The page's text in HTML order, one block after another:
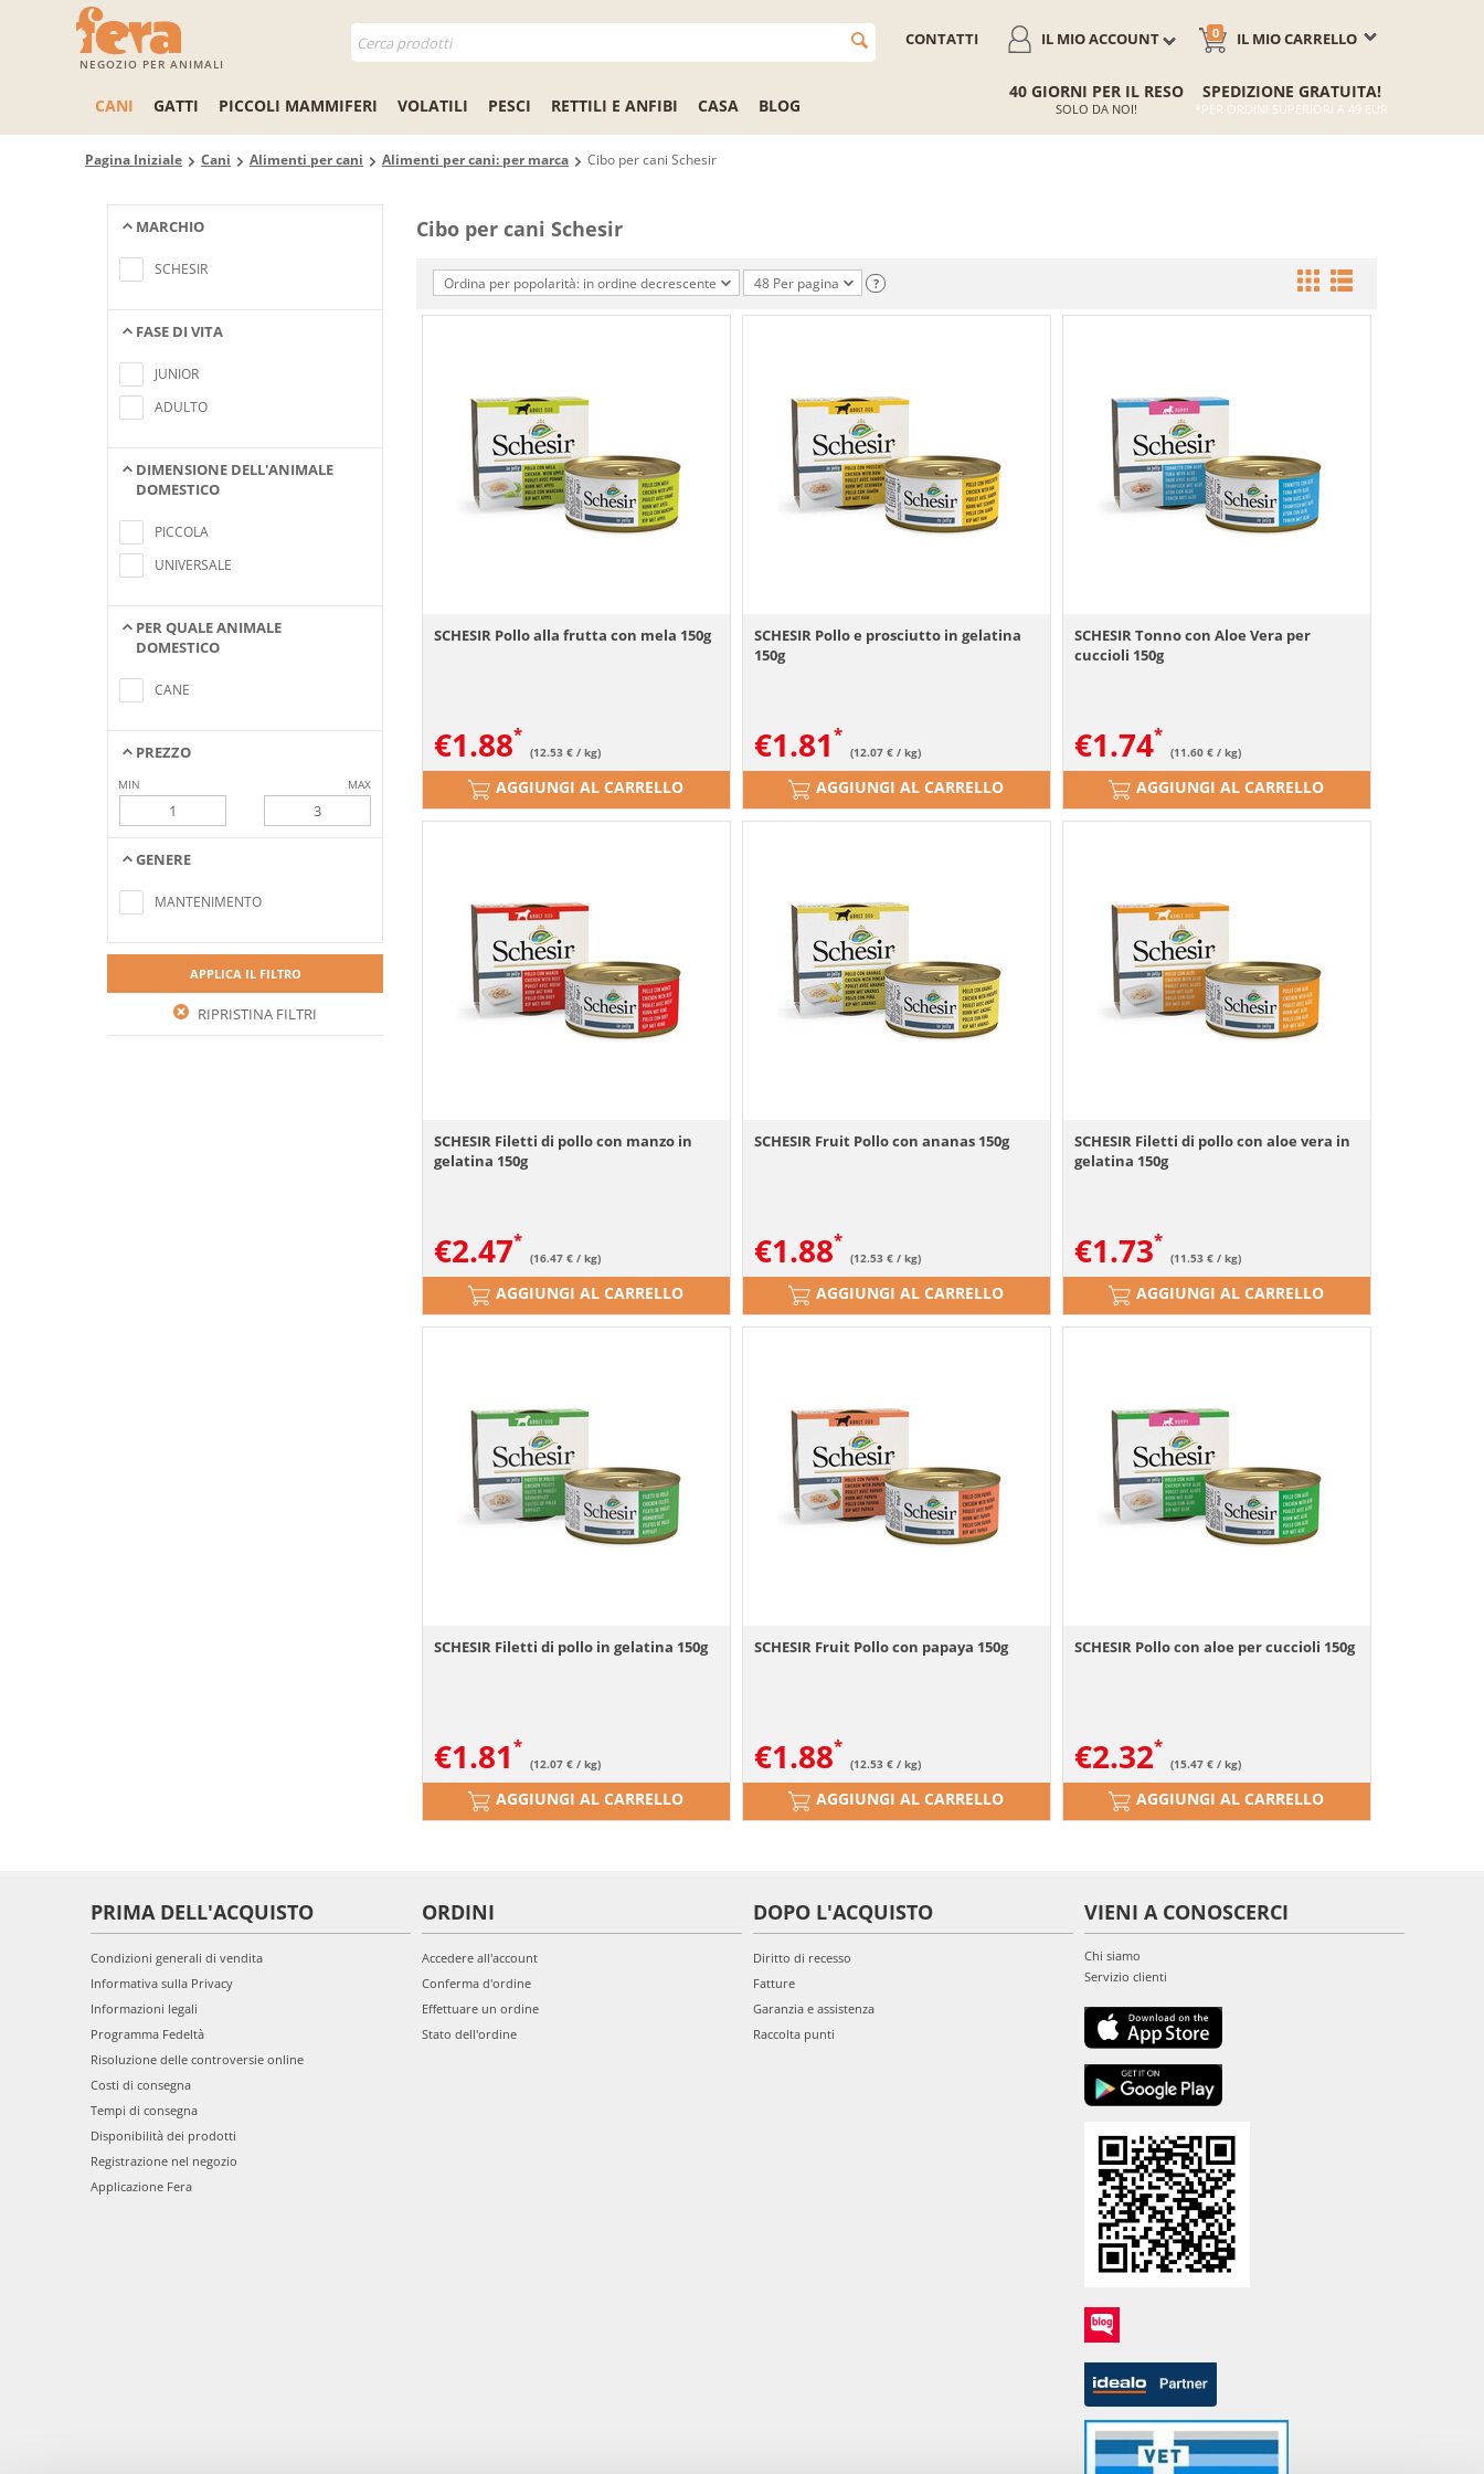
NEGOZIO PER ANIMALI
IL MIO CARRELLO
0
IL MIO ACCOUNT
CONTATTI
CANI GATTI PICCOLI MAMMIFERI VOLATILI PESCI RETTILI E ANFIBI CASA BLOG
40 GIORNI PER IL RESO
SOLO DA NOI!
SPEDIZIONE GRATUITA!
*PER ORDINI SUPERIORI A 49 EUR
Pagina Iniziale Cani Alimenti per cani Alimenti per cani: per marca Cibo per cani Schesir
MARCHIO
soddisfa i criteri di ricerca
SCHESIR
FASE DI VITA
soddisfa i criteri di ricerca
JUNIOR
ADULTO
DIMENSIONE DELL'ANIMALE
DOMESTICO
soddisfa i criteri di ricerca
PICCOLA
UNIVERSALE
PER QUALE ANIMALE
DOMESTICO
soddisfa i criteri di ricerca
CANE
PREZZO
MIN MAX
GENERE
soddisfa i criteri di ricerca
MANTENIMENTO
APPLICA IL FILTRO
RIPRISTINA FILTRI
Cibo per cani Schesir
Ordina per popolarità: in ordine decrescente 48 Per pagina ?
SCHESIR Pollo alla frutta con mela 150g
€1.88 (12.53 € / kg)
AGGIUNGI AL CARRELLO
SCHESIR Pollo e prosciutto in gelatina
150g
€1.81 (12.07 € / kg)
AGGIUNGI AL CARRELLO
SCHESIR Tonno con Aloe Vera per
cuccioli 150g
€1.74 (11.60 € / kg)
AGGIUNGI AL CARRELLO
SCHESIR Filetti di pollo con manzo in
gelatina 150g
€2.47 (16.47 € / kg)
AGGIUNGI AL CARRELLO
SCHESIR Fruit Pollo con ananas 150g
€1.88 (12.53 € / kg)
AGGIUNGI AL CARRELLO
SCHESIR Filetti di pollo con aloe vera in
gelatina 150g
€1.73 (11.53 € / kg)
AGGIUNGI AL CARRELLO
SCHESIR Filetti di pollo in gelatina 150g
€1.81 (12.07 € / kg)
AGGIUNGI AL CARRELLO
SCHESIR Fruit Pollo con papaya 150g
€1.88 (12.53 € / kg)
AGGIUNGI AL CARRELLO
SCHESIR Pollo con aloe per cuccioli 150g
€2.32 (15.47 € / kg)
AGGIUNGI AL CARRELLO
PRIMA DELL'ACQUISTO
Condizioni generali di vendita
Informativa sulla Privacy
Informazioni legali
Programma Fedeltà
Risoluzione delle controversie online
Costi di consegna
Tempi di consegna
Disponibilità dei prodotti
Registrazione nel negozio
Applicazione Fera
ORDINI
Accedere all'account
Conferma d'ordine
Effettuare un ordine
Stato dell'ordine
DOPO L'ACQUISTO
Diritto di recesso
Fatture
Garanzia e assistenza
Raccolta punti
VIENI A CONOSCERCI
Chi siamo
Servizio clienti